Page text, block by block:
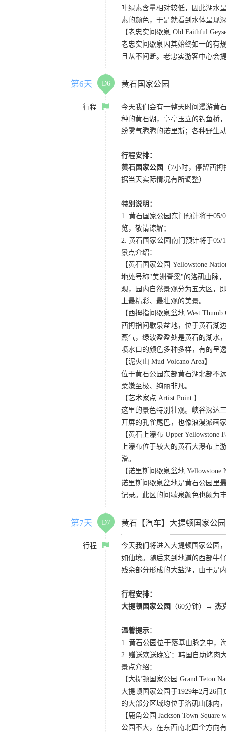
叶绿素含量相对较低，因此湖水
素的颜色，于是就看到水体呈现
【老忠实间歇泉 Old Faithful
老忠实间歇泉因其始终如一的有
且从不间断。老忠实游客中心会
第6天 D6 黄石国家公园
行程
今天我们会有一整天时间漫游黄
种的黄石湖，亭亭玉立的钓鱼桥
纷雾气腾腾的诺里斯；各种野生
行程安排：
黄石国家公园
（7小时，停留西
据当天实际情况有所调整）
特别说明：
1. 黄石国家公园东门预计将于
览，敬请谅解；
2. 黄石国家公园南门预计将于05/
景点介绍：
【黄石国家公园 Yellowstone
地处号称"美洲脊梁"的洛矶山脉
观，园内自然景观分为五大区，
上最精彩、最壮观的美景。
【西拇指间歇泉盆地 West Thumb
西拇指间歇泉盆地，位于黄石湖
蒸气，绿波盈盈处是黄石的湖水
喷水口的颜色多种多样，有的呈
【泥火山 Mud Volcano Area】
位于黄石公园东部黄石湖北部不
柔嫩至极、绚丽非凡。
【艺术家点 Artist Point 】
这里的景色特别壮观。峡谷深达
开屏的孔雀尾巴，也像浪漫派画
【黄石上瀑布 Upper Yellowstone
上瀑布位于较大的黄石大瀑布上
滑。
【诺里斯间歇泉盆地 Yellowstone
诺里斯间歇泉盆地是黄石公园里
记录。此区的间歇泉颜色也颇为
第7天 D7 黄石【汽车】大提顿国家公
行程
今天我们将进入大提顿国家公园
如仙境。随后来到地道的西部牛
残余部分形成的大盐湖，由于是
行程安排：
大提顿国家公园
（60分钟）→ 杰
温馨提示：
1. 黄石公园位于落基山脉之中，
2. 赠送欢送晚宴：韩国自助烤肉
景点介绍：
【大提顿国家公园 Grand Teton
大提顿国家公园于1929年2月26
的大部分区域均位于洛矶山脉内
【鹿角公园 Jackson Town
公园不大，在东西南北四个方向